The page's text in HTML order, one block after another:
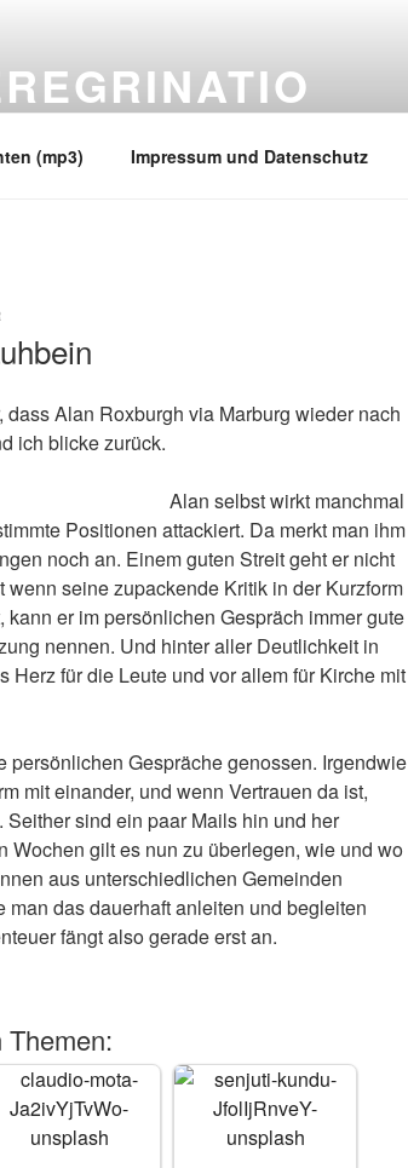
(mp3) Impressum und Datenschutz
dass Alan Roxburgh via Marburg wieder nach
ich blicke zurück.
Alan selbst wirkt manchmal
Positionen attackiert. Da merkt man ihm
noch an. Einem guten Streit geht er nicht
wenn seine zupackende Kritik in der Kurzform
kann er im persönlichen Gespräch immer gute
nennen. Und hinter aller Deutlichkeit in
Herz für die Leute und vor allem für Kirche mit
persönlichen Gespräche genossen. Irgendwie
mit einander, und wenn Vertrauen da ist,
Seither sind ein paar Mails hin und her
Wochen gilt es nun zu überlegen, wie und wo
aus unterschiedlichen Gemeinden
das dauerhaft anleiten und begleiten
fängt also gerade erst an.
Themen: